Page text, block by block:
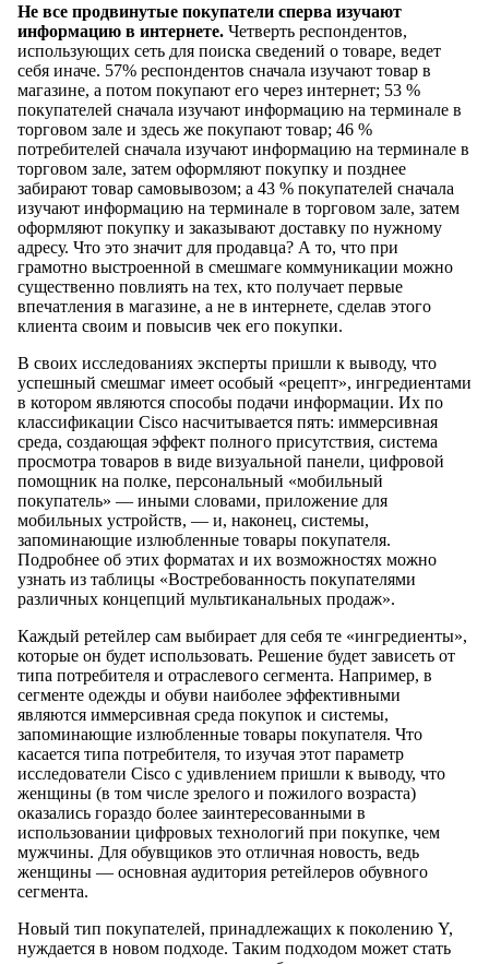
Не все продвинутые покупатели сперва изучают
информацию в интернете. Четверть респондентов,
использующих сеть для поиска сведений о товаре, ведет
себя иначе. 57% респондентов сначала изучают товар в
магазине, а потом покупают его через интернет; 53 %
покупателей сначала изучают информацию на терминале в
торговом зале и здесь же покупают товар; 46 %
потребителей сначала изучают информацию на терминале в
торговом зале, затем оформляют покупку и позднее
забирают товар самовывозом; а 43 % покупателей сначала
изучают информацию на терминале в торговом зале, затем
оформляют покупку и заказывают доставку по нужному
адресу. Что это значит для продавца? А то, что при
грамотно выстроенной в смешмаге коммуникации можно
существенно повлиять на тех, кто получает первые
впечатления в магазине, а не в интернете, сделав этого
клиента своим и повысив чек его покупки.
В своих исследованиях эксперты пришли к выводу, что
успешный смешмаг имеет особый «рецепт», ингредиентами
в котором являются способы подачи информации. Их по
классификации Cisco насчитывается пять: иммерсивная
среда, создающая эффект полного присутствия, система
просмотра товаров в виде визуальной панели, цифровой
помощник на полке, персональный «мобильный
покупатель» — иными словами, приложение для
мобильных устройств, — и, наконец, системы,
запоминающие излюбленные товары покупателя.
Подробнее об этих форматах и их возможностях можно
узнать из таблицы «Востребованность покупателями
различных концепций мультиканальных продаж».
Каждый ретейлер сам выбирает для себя те «ингредиенты»,
которые он будет использовать. Решение будет зависеть от
типа потребителя и отраслевого сегмента. Например, в
сегменте одежды и обуви наиболее эффективными
являются иммерсивная среда покупок и системы,
запоминающие излюбленные товары покупателя. Что
касается типа потребителя, то изучая этот параметр
исследователи Cisco с удивлением пришли к выводу, что
женщины (в том числе зрелого и пожилого возраста)
оказались гораздо более заинтересованными в
использовании цифровых технологий при покупке, чем
мужчины. Для обувщиков это отличная новость, ведь
женщины — основная аудитория ретейлеров обувного
сегмента.
Новый тип покупателей, принадлежащих к поколению Y,
нуждается в новом подходе. Таким подходом может стать